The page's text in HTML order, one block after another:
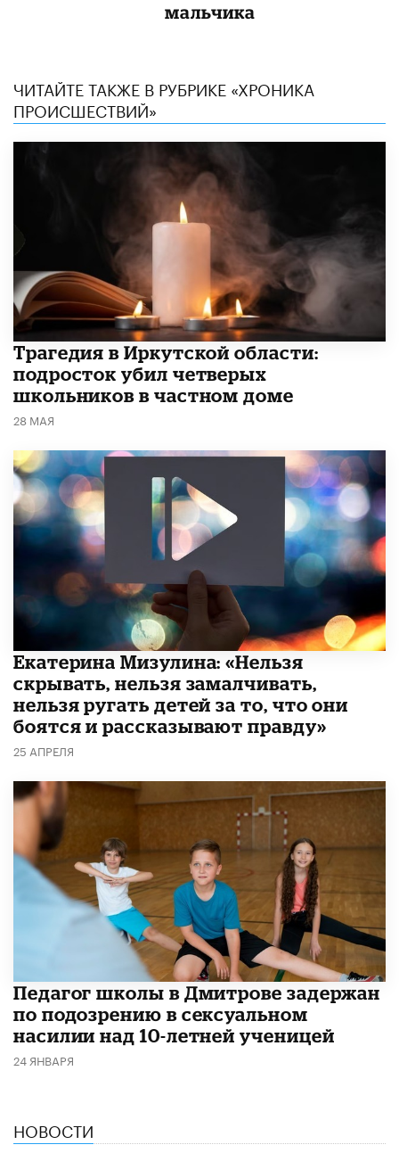
мальчика
ЧИТАЙТЕ ТАКЖЕ В РУБРИКЕ «ХРОНИКА
ПРОИСШЕСТВИЙ»
Трагедия в Иркутской области:
подросток убил четверых
школьников в частном доме
28 МАЯ
Екатерина Мизулина: «Нельзя
скрывать, нельзя замалчивать,
нельзя ругать детей за то, что они
боятся и рассказывают правду»
25 АПРЕЛЯ
Педагог школы в Дмитрове задержан
по подозрению в сексуальном
насилии над 10-летней ученицей
24 ЯНВАРЯ
НОВОСТИ